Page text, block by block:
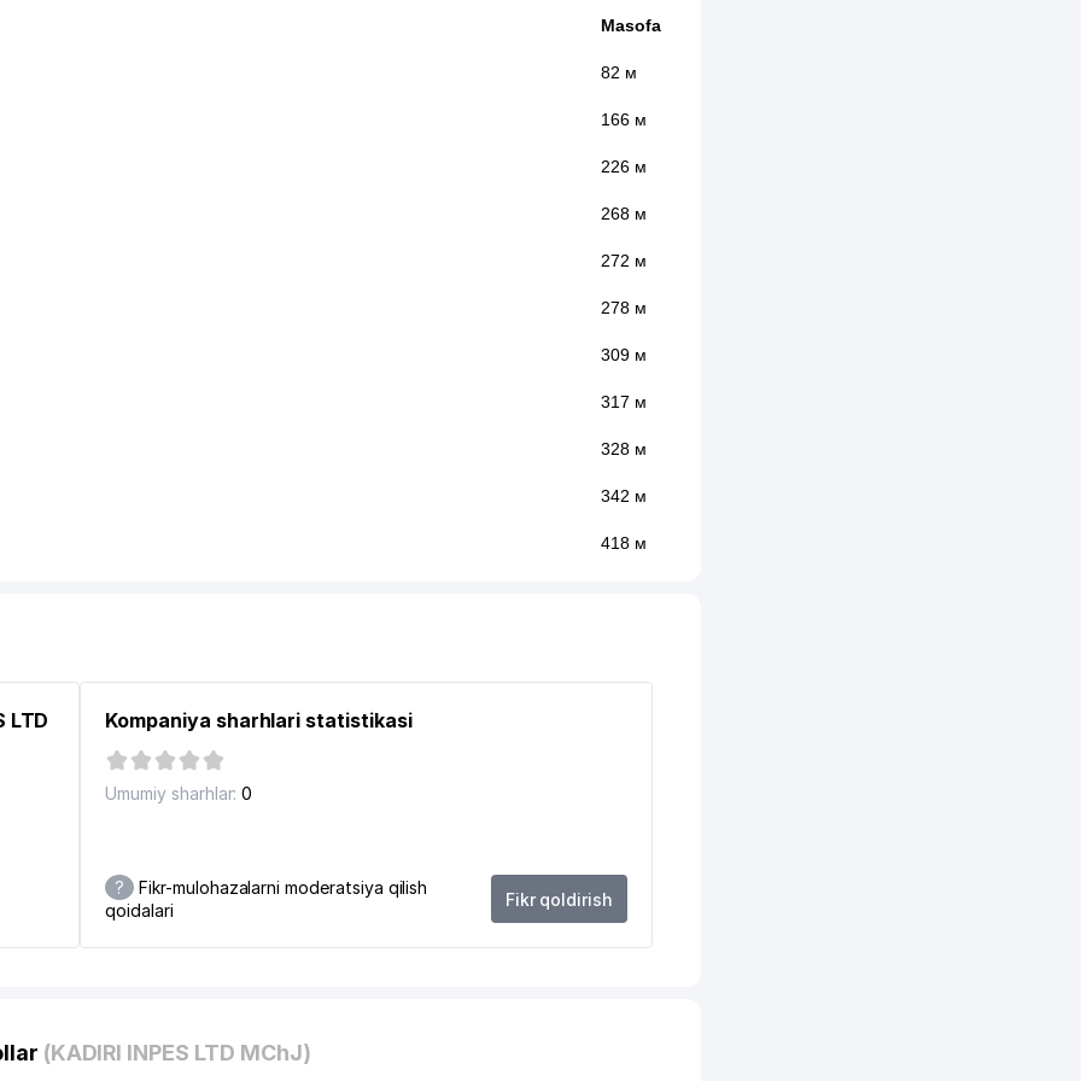
Masofa
82 м
166 м
226 м
268 м
272 м
278 м
309 м
317 м
328 м
342 м
418 м
474 м
VAZIRLIGI
563 м
VAKOLATXONA 586 м
LTD
Kompaniya sharhlari statistikasi
Umumiy sharhlar: 0
?
Fikr-mulohazalarni moderatsiya qilish
qoidalari
Fikr qoldirish
(KADIRI INPES LTD MChJ)